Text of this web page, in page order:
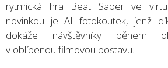
rytmická hra Beat Saber ve
novinkou je AI fotokoutek, jenž
dokáže návštěvníky během
v oblíbenou filmovou postavu.